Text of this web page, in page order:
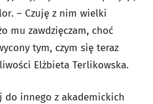
– Czuję z nim wielki
mu zawdzięczam, choć
tym, czym się teraz
Elżbieta Terlikowska.
do innego z akademickich